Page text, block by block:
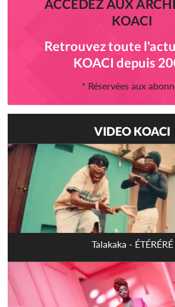
ACCÉDEZ AUX
KOACI
Retrouvez toute
KOACI depuis
* Réservées aux
VIDEO KOACI
Talakaka - ÉTÉRÉRÉ